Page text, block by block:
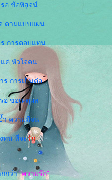
อ ข้อพิสูจน์
ตามแบบแผน
การตอบแทน
ค่ หัวใจคน
ร การเป็นต่อ
อ ขอเหตุผล
ำ ความมีจน
ทน ที่จะรัก
กกว่า"ความรัก"